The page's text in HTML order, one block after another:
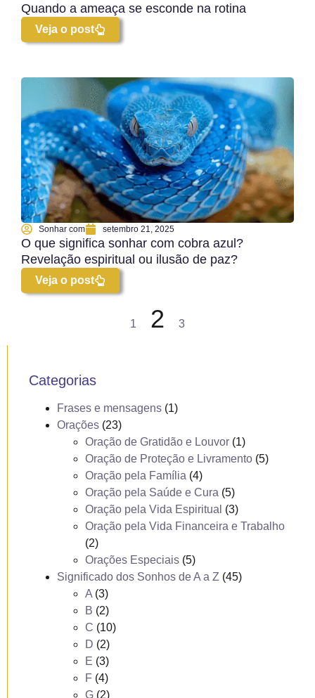
Categorias
Frases e mensagens (1)
Orações (23)
Oração de Gratidão e Louvor (1)
Oração de Proteção e Livramento (5)
Oração pela Família (4)
Oração pela Saúde e Cura (5)
Oração pela Vida Espiritual (3)
Oração pela Vida Financeira e Trabalho
(2)
Orações Especiais (5)
Significado dos Sonhos de A a Z (45)
A (3)
B (2)
C (10)
D (2)
E (3)
F (4)
G (2)
Quando a ameaça se esconde na rotina
Veja o post
Sonhar com setembro 21, 2025
O que significa sonhar com cobra azul?
Revelação espiritual ou ilusão de paz?
Veja o post
1 2 3